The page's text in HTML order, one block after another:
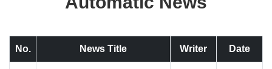
No. News Title Writer Date